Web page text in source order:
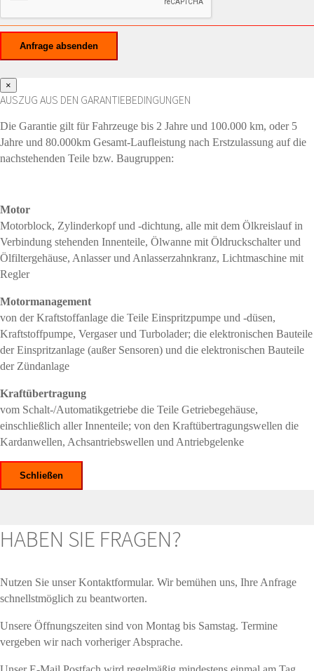
×
AUSZUG AUS DEN GARANTIEBEDINGUNGEN
Die Garantie gilt für Fahrzeuge bis 2 Jahre und 100.000 km, oder 5
Jahre und 80.000km Gesamt-Laufleistung nach Erstzulassung auf die
nachstehenden Teile bzw. Baugruppen:
Motor
Motorblock, Zylinderkopf und -dichtung, alle mit dem Ölkreislauf in
Verbindung stehenden Innenteile, Ölwanne mit Öldruckschalter und
Ölfiltergehäuse, Anlasser und Anlasserzahnkranz, Lichtmaschine mit
Regler
Motormanagement
von der Kraftstoffanlage die Teile Einspritzpumpe und -düsen,
Kraftstoffpumpe, Vergaser und Turbolader; die elektronischen Bauteile
der Einspritzanlage (außer Sensoren) und die elektronischen Bauteile
der Zündanlage
Kraftübertragung
vom Schalt-/Automatikgetriebe die Teile Getriebegehäuse,
einschließlich aller Innenteile; von den Kraftübertragungswellen die
Kardanwellen, Achsantriebswellen und Antriebgelenke
Schließen
HABEN SIE FRAGEN?
Nutzen Sie unser Kontaktformular. Wir bemühen uns, Ihre Anfrage
schnellstmöglich zu beantworten.
Unsere Öffnungszeiten sind von Montag bis Samstag. Termine
vergeben wir nach vorheriger Absprache.